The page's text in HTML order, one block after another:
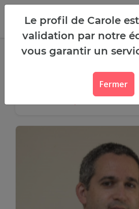
Ces talents
projet
Le profil de Carole
validation par notre
vous garantir un
Fermer
Panneau de gestion des